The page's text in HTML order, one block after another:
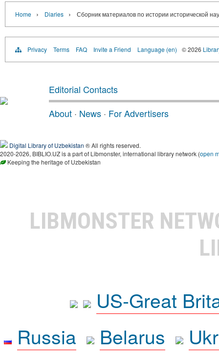
Home › Diaries › Сборник материалов по истории исторической
Privacy Terms FAQ Invite a Friend Language (en) © 2026
Editorial Contacts
About · News · For Advertisers
Digital Library of Uzbekistan ® All rights reserved.
2020-2026, BIBLIO.UZ is a part of Libmonster, international library network (open
Keeping the heritage of Uzbekistan
LIBMONSTER
US-Great
Russia
Belarus